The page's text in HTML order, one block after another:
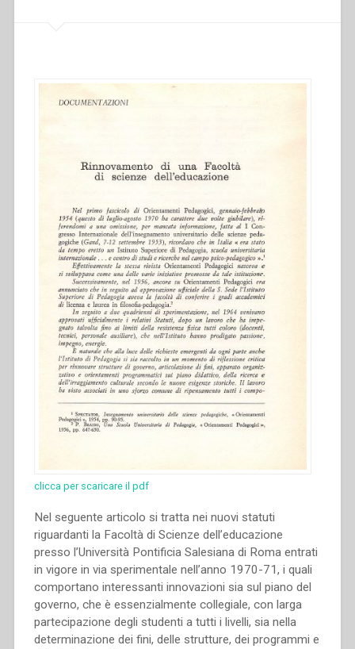
clicca per scaricare il pdf
Nel seguente articolo si tratta nei nuovi statuti
riguardanti la Facoltà di Scienze dell’educazione
presso l’Università Pontificia Salesiana di Roma entrati
in vigore in via sperimentale nell’anno 1970-71, i quali
comportano interessanti innovazioni sia sul piano del
governo, che è essenzialmente collegiale, con larga
partecipazione degli studenti a tutti i livelli, sia nella
determinazione dei fini, delle strutture, dei programmi e